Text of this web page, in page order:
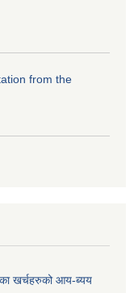
from the
खर्चहरुको आय-ब्यय